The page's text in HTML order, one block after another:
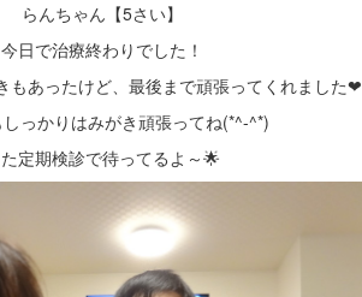
らんちゃん【5さい】
今日で治療終わりでした！
もあったけど、最後まで頑張ってくれました❤
っかりはみがき頑張ってね(*^-^*)
た定期検診で待ってるよ～🌟